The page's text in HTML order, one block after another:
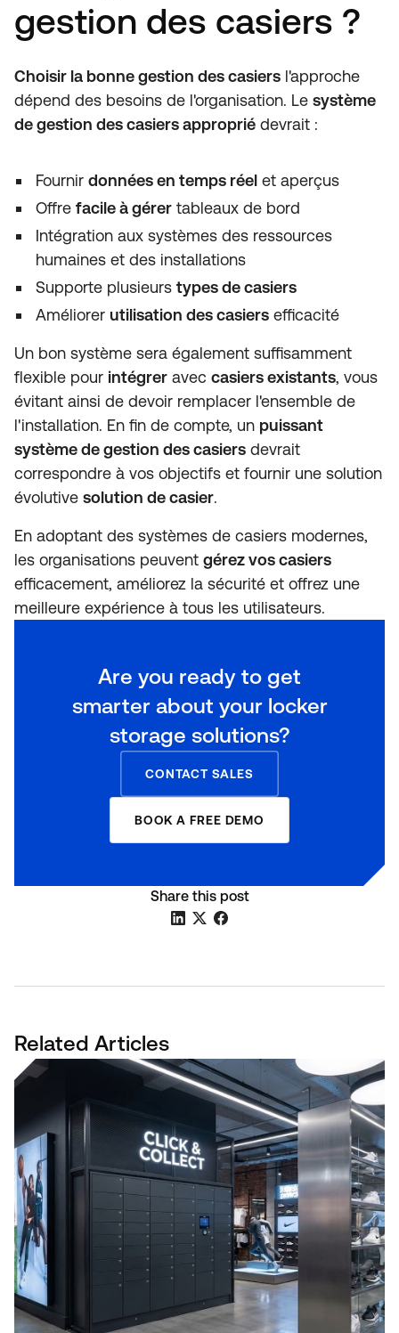
gestion des casiers ?
Choisir la bonne gestion des casiers l'approche
dépend des besoins de l'organisation. Le système
de gestion des casiers approprié devrait :
Fournir données en temps réel et aperçus
Offre facile à gérer tableaux de bord
Intégration aux systèmes des ressources
humaines et des installations
Supporte plusieurs types de casiers
Améliorer utilisation des casiers efficacité
Un bon système sera également suffisamment
flexible pour intégrer avec casiers existants, vous
évitant ainsi de devoir remplacer l'ensemble de
l'installation. En fin de compte, un puissant
système de gestion des casiers devrait
correspondre à vos objectifs et fournir une solution
évolutive solution de casier.
En adoptant des systèmes de casiers modernes,
les organisations peuvent gérez vos casiers
efficacement, améliorez la sécurité et offrez une
meilleure expérience à tous les utilisateurs.
Are you ready to get
smarter about your locker
storage solutions?
CONTACT SALES
BOOK A FREE DEMO
Share this post
Related Articles